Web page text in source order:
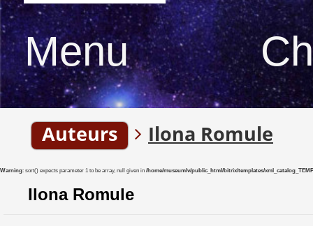
Menu
Auteurs Ilona Romule
Warning: sort() expects parameter 1 to be array, null given in /home/museumlv/public_html/bitrix/templates/
Ilona Romule